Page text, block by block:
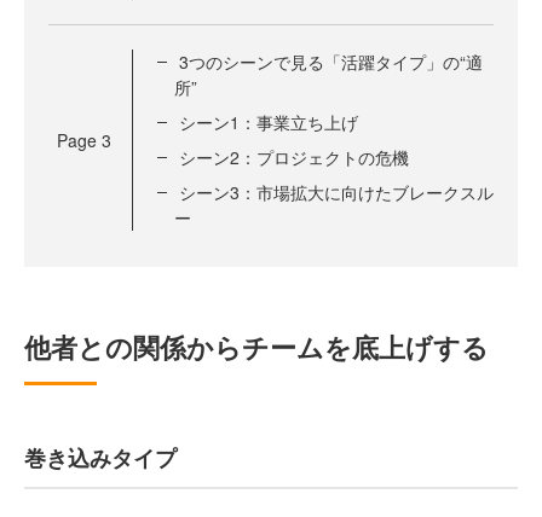
Page 3
3つのシーンで見る「活躍タイプ」の“適
所”
シーン1：事業立ち上げ
シーン2：プロジェクトの危機
シーン3：市場拡大に向けたブレークスル
ー
他者との関係からチームを底上げする
巻き込みタイプ